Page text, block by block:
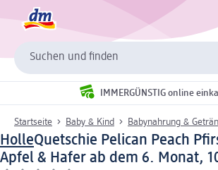
Suchen und finden
IMMERGÜNSTIG online
Startseite Baby & Kind Babynahrung &
HolleQuetschie Pelican Peach
Apfel & Hafer ab dem 6. Monat,